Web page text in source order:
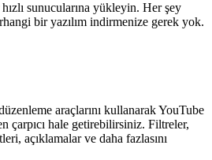
sunucularına yükleyin. Her şey
bir yazılım indirmenize gerek yok.
araçlarını kullanarak YouTube
çarpıcı hale getirebilirsiniz. Filtreler,
açıklamalar ve daha fazlasını